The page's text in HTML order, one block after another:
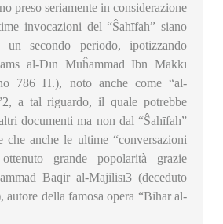
preso seriamente in considerazione
invocazioni del “Ŝahīfah” siano
secondo periodo, ipotizzando
al-Dīn Muĥammad Ibn Makkī
786 H.), noto anche come “al-
2, a tal riguardo, il quale potrebbe
documenti ma non dal “Ŝahīfah”
che anche le ultime “conversazioni
grande popolarità grazie
Bāqir al-Majilisī3 (deceduto
autore della famosa opera “Bihār al-